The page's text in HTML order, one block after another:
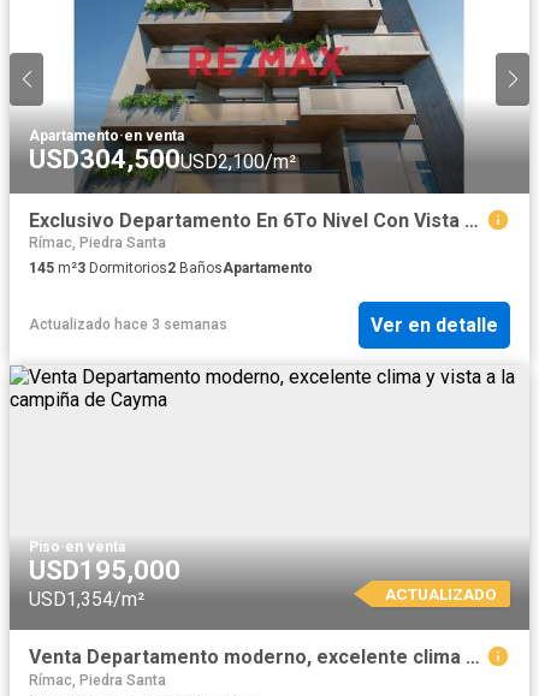
Apartamento·en venta
USD304,500USD2,100/m²
Exclusivo Departamento En 6To Nivel Con Vista A Campiña - En Construccion - Cayma
Rímac, Piedra Santa
145 m²3 Dormitorios2 BañosApartamento
Actualizado hace 3 semanas Ver en detalle
Piso·en venta
USD195,000
USD1,354/m² ACTUALIZADO
Venta Departamento moderno, excelente clima y vista a la campiña de Cayma
Rímac, Piedra Santa